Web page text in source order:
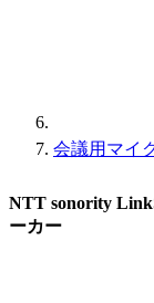
会議用マイ
NTT sonority
ーカー